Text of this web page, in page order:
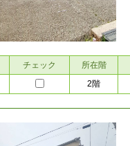
チェック 所在階
2階